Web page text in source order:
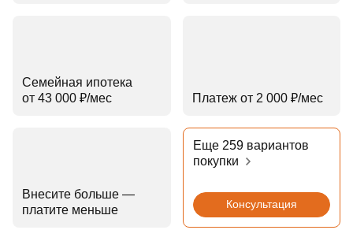
Семейная ипотека
от 43 000 ₽⁠/⁠мес
Платеж от 2 000 ₽⁠/⁠мес
Внесите больше —
платите меньше
Еще 259 вариантов
покупки
Консультация